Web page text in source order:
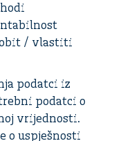
/ vlastiti
podatci iz
podatci o
vrijednosti.
o uspješnosti